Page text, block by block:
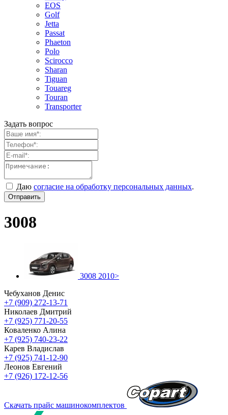
EOS
Golf
Jetta
Passat
Phaeton
Polo
Scirocco
Sharan
Tiguan
Touareg
Touran
Transporter
Задать вопрос
Даю согласие на обработку персональных данных.
Отправить
3008
3008 2010>
Чебуханов Денис
+7 (909) 272-13-71
Николаев Дмитрий
+7 (925) 771-20-55
Коваленко Алина
+7 (925) 740-23-22
Карев Владислав
+7 (925) 741-12-90
Леонов Евгений
+7 (926) 172-12-56
Скачать прайс машинокомплектов